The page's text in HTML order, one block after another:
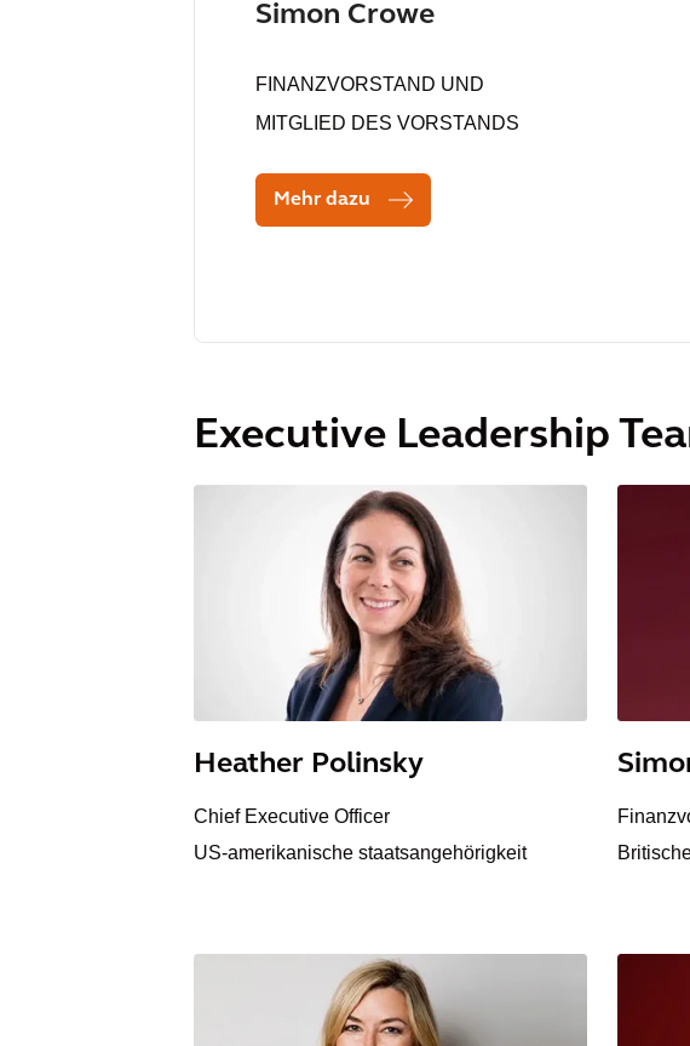
Simon Crowe
FINANZVORSTAND UND
MITGLIED DES VORSTANDS
Mehr dazu
Executive Leadership
Heather Polinsky
Chief Executive Officer
US-amerikanische staatsangehörigkeit